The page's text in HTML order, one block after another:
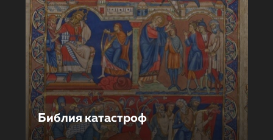
Библия катастроф